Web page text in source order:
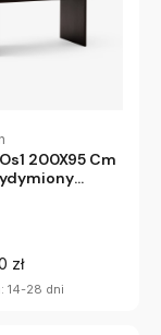
200X95 Cm
zł
14-28 dni